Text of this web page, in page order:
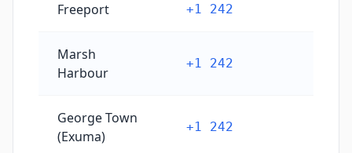
Freeport +1 242
Marsh
Harbour
+1 242
George Town
(Exuma)
+1 242